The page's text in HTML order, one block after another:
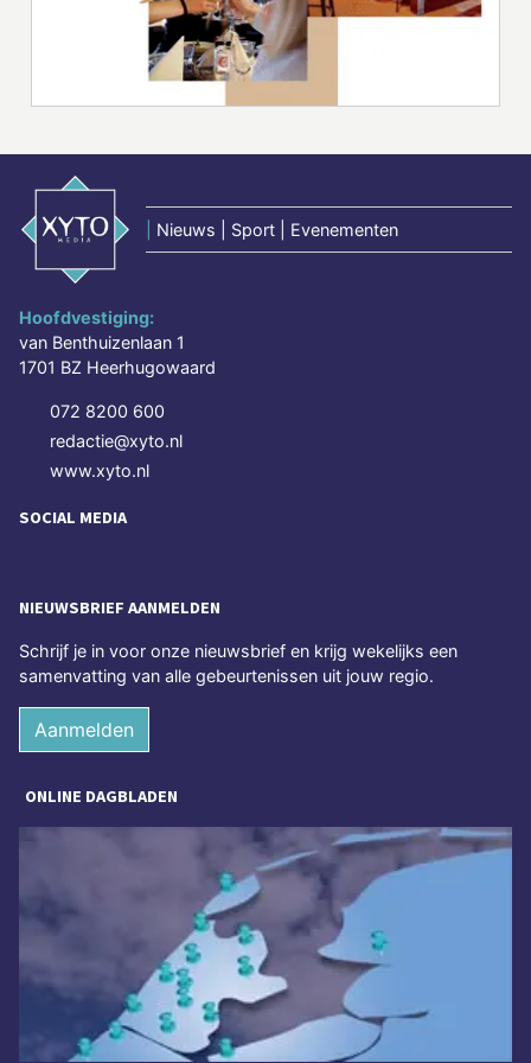
Nieuws | Sport | Evenementen
Hoofdvestiging:
van Benthuizenlaan 1
1701 BZ Heerhugowaard
072 8200 600
redactie@xyto.nl
www.xyto.nl
SOCIAL MEDIA
NIEUWSBRIEF AANMELDEN
Schrijf je in voor onze nieuwsbrief en krijg wekelijks een
samenvatting van alle gebeurtenissen uit jouw regio.
Aanmelden
ONLINE DAGBLADEN